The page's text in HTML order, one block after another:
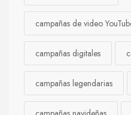
campañas de video
campañas digitales
campañas legendarias